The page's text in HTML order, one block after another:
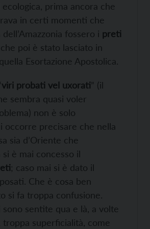
prima ancora che
in certi momenti che
fossero i preti
poi è stato lasciato in
Esortazione Apostolica.
viri probati vel uxorati” (il
sembra quasi voler
non è solo
occorre precisare che nella
sia d’Oriente che
si è mai concesso il
; caso mai si è dato il
Che è cosa ben
si fa troppa confusione.
sentite qua e là, a volte
troppa superficialità, come